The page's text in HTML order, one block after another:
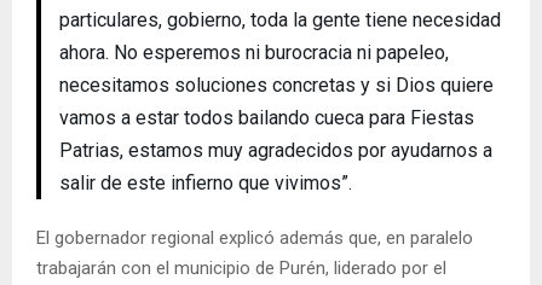
particulares, gobierno, toda la gente tiene necesidad
ahora. No esperemos ni burocracia ni papeleo,
necesitamos soluciones concretas y si Dios quiere
vamos a estar todos bailando cueca para Fiestas
Patrias, estamos muy agradecidos por ayudarnos a
salir de este infierno que vivimos”.
El gobernador regional explicó además que, en paralelo
trabajarán con el municipio de Purén, liderado por el